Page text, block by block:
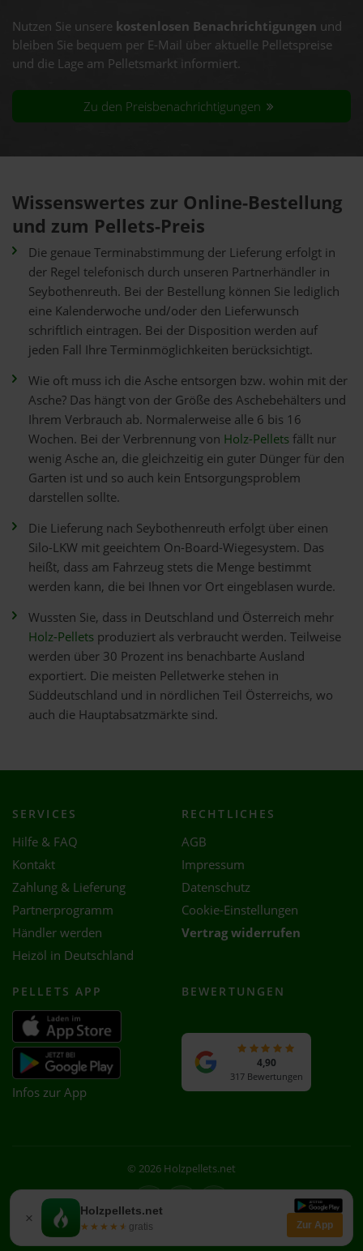
Nutzen Sie unsere kostenlosen Benachrichtigungen und
bleiben Sie bequem per E-Mail über aktuelle Pelletspreise
und die Lage am Pelletsmarkt informiert.
Zu den Preisbenachrichtigungen
Wissenswertes zur Online-Bestellung
und zum Pellets-Preis
Die genaue Terminabstimmung der Lieferung erfolgt in
der Regel telefonisch durch unseren Partnerhändler in
Seybothenreuth. Bei der Bestellung können Sie lediglich
eine Kalenderwoche und/oder den Lieferwunsch
schriftlich eintragen. Bei der Disposition werden auf
jeden Fall Ihre Terminmöglichkeiten berücksichtigt.
Wie oft muss ich die Asche entsorgen bzw. wohin mit der
Asche? Das hängt von der Größe des Aschebehälters und
Ihrem Verbrauch ab. Normalerweise alle 6 bis 16
Wochen. Bei der Verbrennung von Holz-Pelletsfällt nur
wenig Asche an, die gleichzeitig ein guter Dünger für den
Garten ist und so auch kein Entsorgungsproblem
darstellen sollte.
Die Lieferung nach Seybothenreuth erfolgt über einen
Silo-LKW mit geeichtem On-Board-Wiegesystem. Das
heißt, dass am Fahrzeug stets die Menge bestimmt
werden kann, die bei Ihnen vor Ort eingeblasen wurde.
Wussten Sie, dass in Deutschland und Österreich mehr
Holz-Pellets produziert als verbraucht werden. Teilweise
werden über 30 Prozent ins benachbarte Ausland
exportiert. Die meisten Pelletwerke stehen in
Süddeutschland und in nördlichen Teil Österreichs, wo
auch die Hauptabsatzmärkte sind.
× Holzpellets.net
★★★★★
★★★★★ gratis Zur App
SERVICES
Hilfe & FAQ
Kontakt
Zahlung & Lieferung
Partnerprogramm
Händler werden
Heizöl in Deutschland
RECHTLICHES
AGB
Impressum
Datenschutz
Cookie-Einstellungen
Vertrag widerrufen
PELLETS APP
Infos zur App
BEWERTUNGEN
4,90
317 Bewertungen
© 2026 Holzpellets.net
Facebook